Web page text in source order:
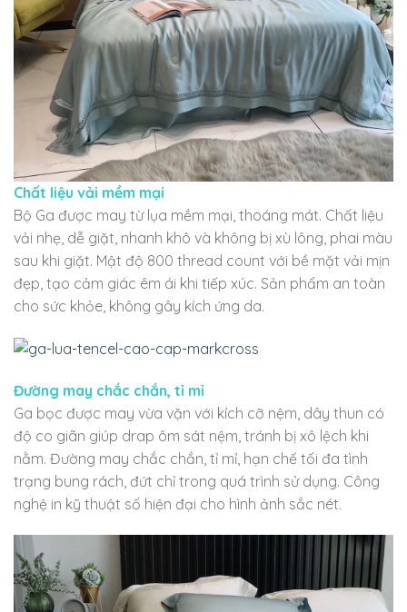
Chất liệu vải mềm mại
Bộ Ga được may từ lụa mềm mại, thoáng mát. Chất liệu
vải nhẹ, dễ giặt, nhanh khô và không bị xù lông, phai màu
sau khi giặt. Mật độ 800 thread count với bề mặt vải mịn
đẹp, tạo cảm giác êm ái khi tiếp xúc. Sản phẩm an toàn
cho sức khỏe, không gây kích ứng da.
Đường may chắc chắn, tỉ mỉ
Ga bọc được may vừa vặn với kích cỡ nệm, dây thun có
độ co giãn giúp drap ôm sát nệm, tránh bị xô lệch khi
nằm. Đường may chắc chắn, tỉ mỉ, hạn chế tối đa tình
trạng bung rách, đứt chỉ trong quá trình sử dụng. Công
nghệ in kỹ thuật số hiện đại cho hình ảnh sắc nét.